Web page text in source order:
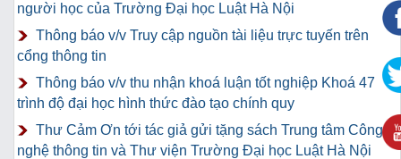
người học của Trường Đại học Luật Hà Nội
Thông báo v/v Truy cập nguồn tài liệu trực tuyến trên
cổng thông tin
Thông báo v/v thu nhận khoá luận tốt nghiệp Khoá 47
trình độ đại học hình thức đào tạo chính quy
Thư Cảm Ơn tới tác giả gửi tặng sách Trung tâm Công
nghệ thông tin và Thư viện Trường Đại học Luật Hà Nội